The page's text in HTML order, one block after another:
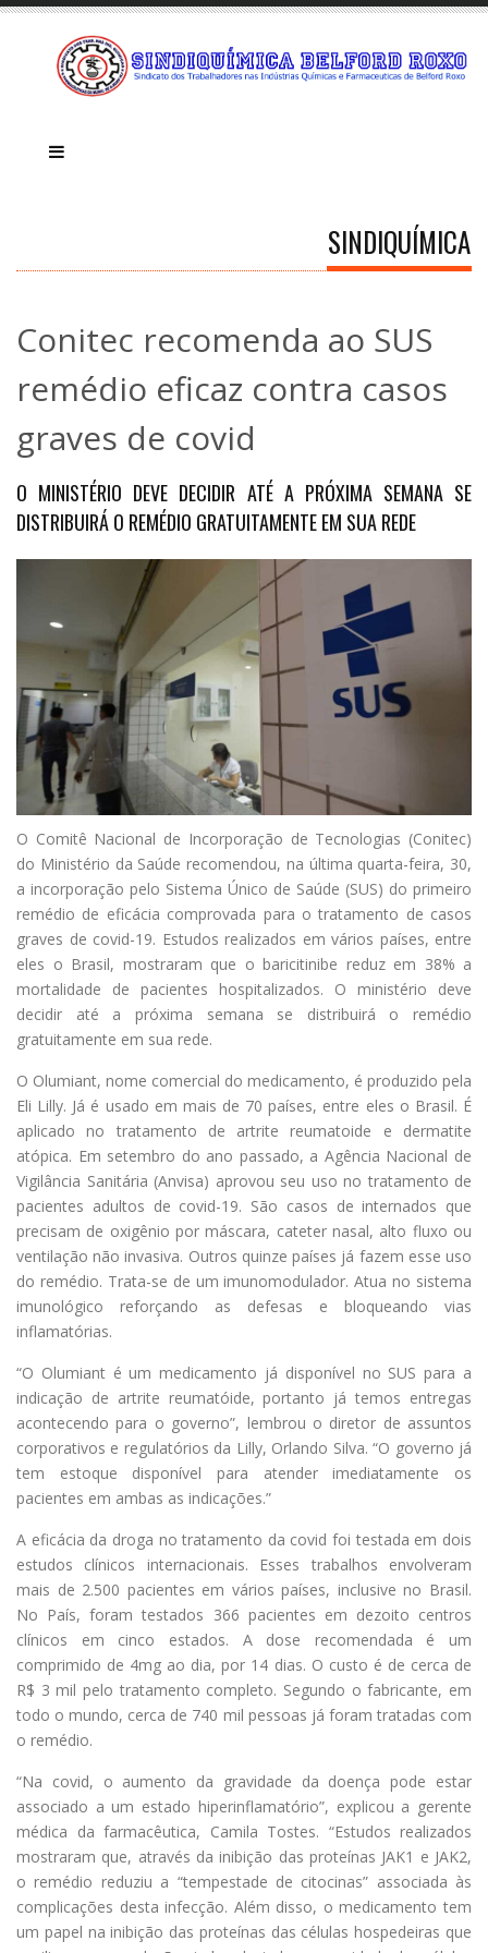
SINDIQUÍMICA
Conitec recomenda ao SUS
remédio eficaz contra casos
graves de covid
O MINISTÉRIO DEVE DECIDIR ATÉ A PRÓXIMA SEMANA SE
DISTRIBUIRÁ O REMÉDIO GRATUITAMENTE EM SUA REDE
O Comitê Nacional de Incorporação de Tecnologias (Conitec)
do Ministério da Saúde recomendou, na última quarta-feira, 30,
a incorporação pelo Sistema Único de Saúde (SUS) do primeiro
remédio de eficácia comprovada para o tratamento de casos
graves de covid-19. Estudos realizados em vários países, entre
eles o Brasil, mostraram que o baricitinibe reduz em 38% a
mortalidade de pacientes hospitalizados. O ministério deve
decidir até a próxima semana se distribuirá o remédio
gratuitamente em sua rede.
O Olumiant, nome comercial do medicamento, é produzido pela
Eli Lilly. Já é usado em mais de 70 países, entre eles o Brasil. É
aplicado no tratamento de artrite reumatoide e dermatite
atópica. Em setembro do ano passado, a Agência Nacional de
Vigilância Sanitária (Anvisa) aprovou seu uso no tratamento de
pacientes adultos de covid-19. São casos de internados que
precisam de oxigênio por máscara, cateter nasal, alto fluxo ou
ventilação não invasiva. Outros quinze países já fazem esse uso
do remédio. Trata-se de um imunomodulador. Atua no sistema
imunológico reforçando as defesas e bloqueando vias
inflamatórias.
“O Olumiant é um medicamento já disponível no SUS para a
indicação de artrite reumatóide, portanto já temos entregas
acontecendo para o governo”, lembrou o diretor de assuntos
corporativos e regulatórios da Lilly, Orlando Silva. “O governo já
tem estoque disponível para atender imediatamente os
pacientes em ambas as indicações.”
A eficácia da droga no tratamento da covid foi testada em dois
estudos clínicos internacionais. Esses trabalhos envolveram
mais de 2.500 pacientes em vários países, inclusive no Brasil.
No País, foram testados 366 pacientes em dezoito centros
clínicos em cinco estados. A dose recomendada é um
comprimido de 4mg ao dia, por 14 dias. O custo é de cerca de
R$ 3 mil pelo tratamento completo. Segundo o fabricante, em
todo o mundo, cerca de 740 mil pessoas já foram tratadas com
o remédio.
“Na covid, o aumento da gravidade da doença pode estar
associado a um estado hiperinflamatório”, explicou a gerente
médica da farmacêutica, Camila Tostes. “Estudos realizados
mostraram que, através da inibição das proteínas JAK1 e JAK2,
o remédio reduziu a “tempestade de citocinas” associada às
complicações desta infecção. Além disso, o medicamento tem
um papel na inibição das proteínas das células hospedeiras que